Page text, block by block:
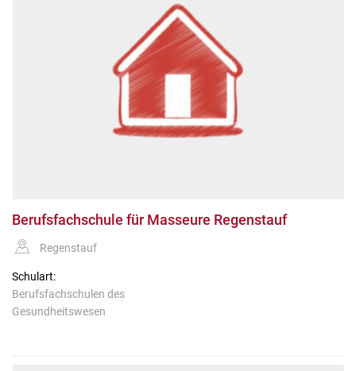
Berufsfachschule für Masseure Regenstauf
Regenstauf
Schulart:
Berufsfachschulen des
Gesundheitswesen